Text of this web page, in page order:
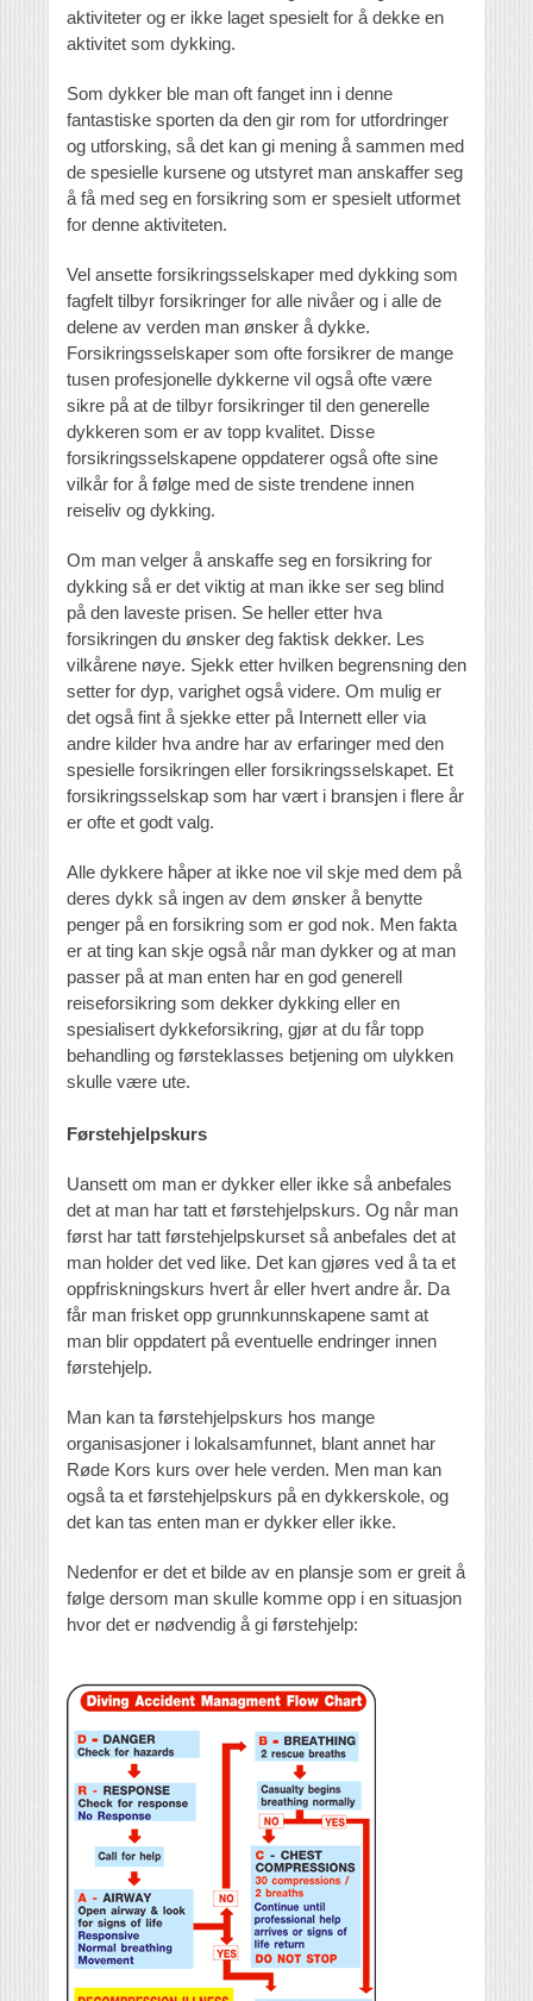
aktiviteter og er ikke laget spesielt for å dekke en
aktivitet som dykking.
Som dykker ble man oft fanget inn i denne
fantastiske sporten da den gir rom for utfordringer
og utforsking, så det kan gi mening å sammen med
de spesielle kursene og utstyret man anskaffer seg
å få med seg en forsikring som er spesielt utformet
for denne aktiviteten.
Vel ansette forsikringsselskaper med dykking som
fagfelt tilbyr forsikringer for alle nivåer og i alle de
delene av verden man ønsker å dykke.
Forsikringsselskaper som ofte forsikrer de mange
tusen profesjonelle dykkerne vil også ofte være
sikre på at de tilbyr forsikringer til den generelle
dykkeren som er av topp kvalitet. Disse
forsikringsselskapene oppdaterer også ofte sine
vilkår for å følge med de siste trendene innen
reiseliv og dykking.
Om man velger å anskaffe seg en forsikring for
dykking så er det viktig at man ikke ser seg blind
på den laveste prisen. Se heller etter hva
forsikringen du ønsker deg faktisk dekker. Les
vilkårene nøye. Sjekk etter hvilken begrensning den
setter for dyp, varighet også videre. Om mulig er
det også fint å sjekke etter på Internett eller via
andre kilder hva andre har av erfaringer med den
spesielle forsikringen eller forsikringsselskapet. Et
forsikringsselskap som har vært i bransjen i flere år
er ofte et godt valg.
Alle dykkere håper at ikke noe vil skje med dem på
deres dykk så ingen av dem ønsker å benytte
penger på en forsikring som er god nok. Men fakta
er at ting kan skje også når man dykker og at man
passer på at man enten har en god generell
reiseforsikring som dekker dykking eller en
spesialisert dykkeforsikring, gjør at du får topp
behandling og førsteklasses betjening om ulykken
skulle være ute.
Førstehjelpskurs
Uansett om man er dykker eller ikke så anbefales
det at man har tatt et førstehjelpskurs. Og når man
først har tatt førstehjelpskurset så anbefales det at
man holder det ved like. Det kan gjøres ved å ta et
oppfriskningskurs hvert år eller hvert andre år. Da
får man frisket opp grunnkunnskapene samt at
man blir oppdatert på eventuelle endringer innen
førstehjelp.
Man kan ta førstehjelpskurs hos mange
organisasjoner i lokalsamfunnet, blant annet har
Røde Kors kurs over hele verden. Men man kan
også ta et førstehjelpskurs på en dykkerskole, og
det kan tas enten man er dykker eller ikke.
Nedenfor er det et bilde av en plansje som er greit å
følge dersom man skulle komme opp i en situasjon
hvor det er nødvendig å gi førstehjelp: